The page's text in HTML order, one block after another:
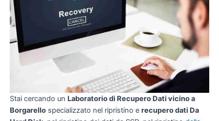
Stai cercando un Laboratorio di Recupero Dati vicino a
Borgarello specializzato nel ripristino e recupero dati Da